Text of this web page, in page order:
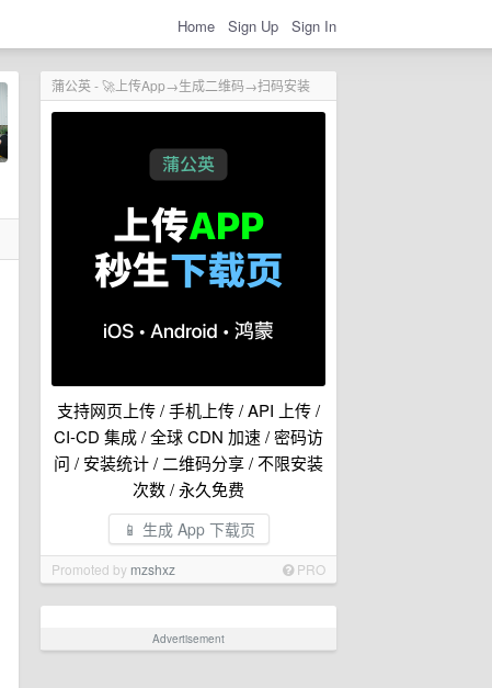
Home Sign Up Sign In
蒲公英 - 🚀上传App→生成二维码→扫码安装
支持网页上传 / 手机上传 / API 上传 /
CI-CD 集成 / 全球 CDN 加速 / 密码访
问 / 安装统计 / 二维码分享 / 不限安装
次数 / 永久免费
📱 生成 App 下载页
Promoted by mzshxz PRO
Advertisement